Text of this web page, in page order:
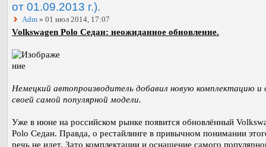
от 01.09.2013 г.).
Adm » 01 июл 2014, 17:07
Volkswagen Polo Седан: неожиданное обновление.
Немецкий автопроизводитель добавил новую комплектацию и
своей самой популярной модели.
Уже в июне на российском рынке появится обновлённый
Polo Седан. Правда, о рестайлинге в привычном понимании
речь не идет. Зато комплектации и оснащение самого